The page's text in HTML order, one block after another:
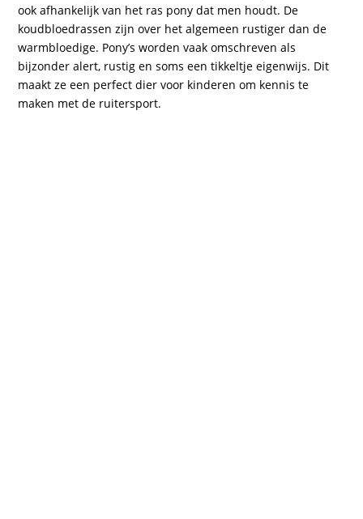
ook afhankelijk van het ras pony dat men houdt. De
koudbloedrassen zijn over het algemeen rustiger dan de
warmbloedige. Pony’s worden vaak omschreven als
bijzonder alert, rustig en soms een tikkeltje eigenwijs. Dit
maakt ze een perfect dier voor kinderen om kennis te
maken met de ruitersport.